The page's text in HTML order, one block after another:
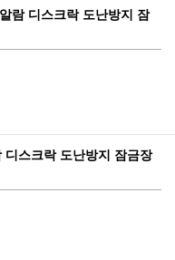
람 디스크락 도난방지 잠
디스크락 도난방지 잠금장